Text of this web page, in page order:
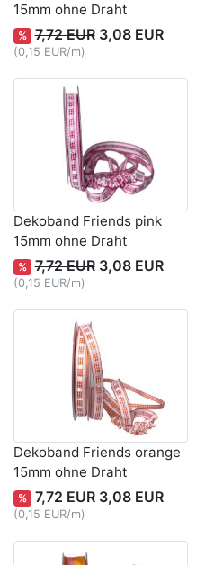
15mm ohne Draht
% 7,72 EUR 3,08 EUR
(0,15 EUR/m)
Dekoband Friends pink
15mm ohne Draht
% 7,72 EUR 3,08 EUR
(0,15 EUR/m)
Dekoband Friends orange
15mm ohne Draht
% 7,72 EUR 3,08 EUR
(0,15 EUR/m)